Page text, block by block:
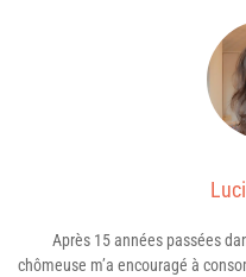
Après 15 années passées
chômeuse m’a encouragé à